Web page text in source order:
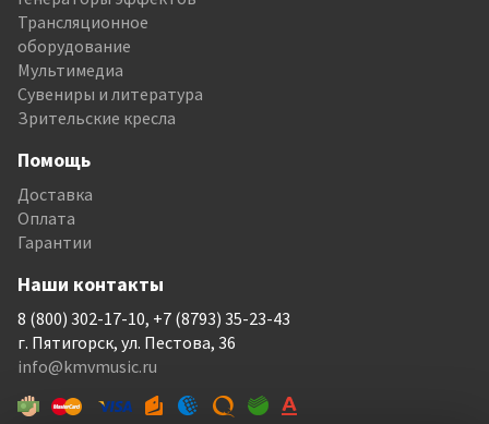
Трансляционное
оборудование
Мультимедиа
Сувениры и литература
Зрительские кресла
Помощь
Доставка
Оплата
Гарантии
Наши контакты
8 (800) 302-17-10, +7 (8793) 35-23-43
г. Пятигорск, ул. Пестова, 36
info@kmvmusic.ru